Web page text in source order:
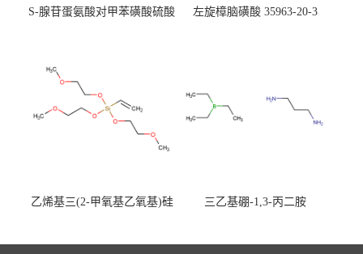
S-腺苷蛋氨酸对甲苯磺酸硫酸
左旋樟脑磺酸 35963-20-3
乙烯基三(2-甲氧基乙氧基)硅
三乙基硼-1,3-丙二胺